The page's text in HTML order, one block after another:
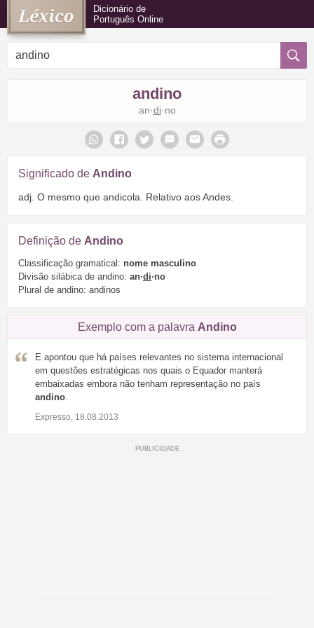
Dicionário de
Português Online
andino
an·di·no
Significado de Andino
adj. O mesmo que andicola. Relativo aos Andes.
Definição de Andino
Classificação gramatical: nome masculino
Divisão silábica de andino: an·di·no
Plural de andino: andinos
Exemplo com a palavra Andino
E apontou que há países relevantes no sistema internacional
em questões estratégicas nos quais o Equador manterá
embaixadas embora não tenham representação no país
andino
Expresso, 18.08.2013